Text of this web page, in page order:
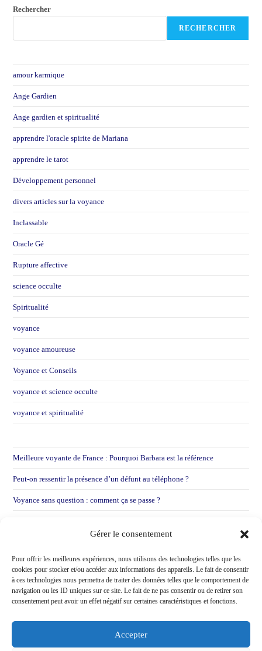
Gérer le consentement
Pour offrir les meilleures expériences, nous utilisons des technologies telles que les
cookies pour stocker et/ou accéder aux informations des appareils. Le fait de consentir
à ces technologies nous permettra de traiter des données telles que le comportement de
navigation ou les ID uniques sur ce site. Le fait de ne pas consentir ou de retirer son
consentement peut avoir un effet négatif sur certaines caractéristiques et fonctions.
Accepter
Rechercher
RECHERCHER
amour karmique
Ange Gardien
Ange gardien et spiritualité
apprendre l'oracle spirite de Mariana
apprendre le tarot
Développement personnel
divers articles sur la voyance
Inclassable
Oracle Gé
Rupture affective
science occulte
Spiritualité
voyance
voyance amoureuse
Voyance et Conseils
voyance et science occulte
voyance et spiritualité
Meilleure voyante de France : Pourquoi Barbara est la référence
Peut-on ressentir la présence d’un défunt au téléphone ?
Voyance sans question : comment ça se passe ?